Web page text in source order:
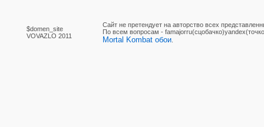
$domen_site
VOVAZLO 2011
Сайт не претендует на авторство всех
По вcем вопросам -
Mortal Kombat обои